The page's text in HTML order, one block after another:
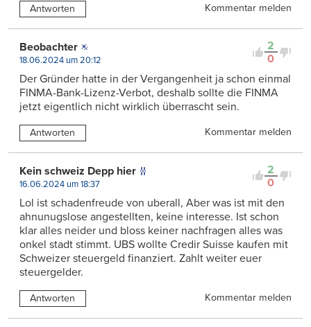
Antworten Kommentar melden
2
0
Beobachter
18.06.2024 um 20:12
Der Gründer hatte in der Vergangenheit ja schon einmal
FINMA-Bank-Lizenz-Verbot, deshalb sollte die FINMA
jetzt eigentlich nicht wirklich überrascht sein.
Antworten Kommentar melden
2
0
Kein schweiz Depp hier
16.06.2024 um 18:37
Lol ist schadenfreude von uberall, Aber was ist mit den
ahnunugslose angestellten, keine interesse. Ist schon
klar alles neider und bloss keiner nachfragen alles was
onkel stadt stimmt. UBS wollte Credir Suisse kaufen mit
Schweizer steuergeld finanziert. Zahlt weiter euer
steuergelder.
Antworten Kommentar melden